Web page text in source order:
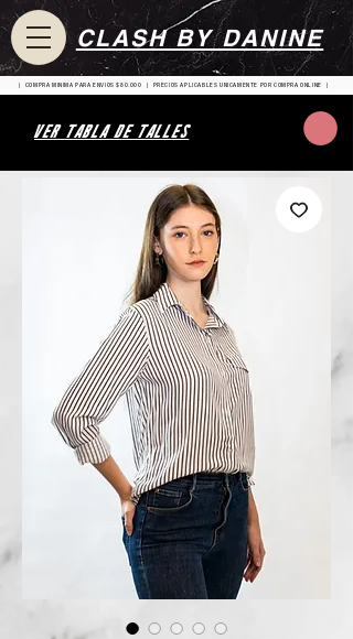
| COMPRA MINIMA PARA ENVIOS $80.000 | PRECIOS APLICABLES UNICAMENTE POR COMPRA ONLINE |
CLASH BY DANINE
VER TABLA DE TALLES